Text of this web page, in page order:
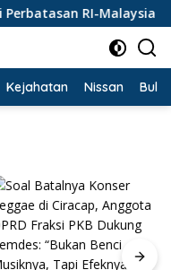
RI-Malaysia
Kejahatan Nissan